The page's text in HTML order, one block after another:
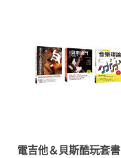
電吉他＆貝斯酷玩套書